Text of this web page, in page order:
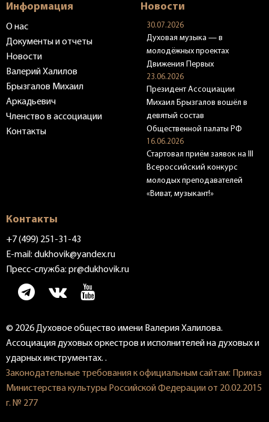
Информация
О нас
Документы и отчеты
Новости
Валерий Халилов
Брызгалов Михаил
Аркадьевич
Членство в ассоциации
Контакты
Новости
30.07.2026
Духовая музыка — в
молодёжных проектах
Движения Первых
23.06.2026
Президент Ассоциации
Михаил Брызгалов вошёл в
девятый состав
Общественной палаты РФ
16.06.2026
Стартовал приём заявок на III
Всероссийский конкурс
молодых преподавателей
«Виват, музыкант!»
Контакты
+7 (499) 251-31-43
E-mail: dukhovik@yandex.ru
Пресс-служба: pr@dukhovik.ru
© 2026 Духовое общество имени Валерия Халилова.
Ассоциация духовых оркестров и исполнителей на духовых и
ударных инструментах. .
Законодательные требования к официальным сайтам: Приказ
Министерства культуры Российской Федерации от 20.02.2015
г. № 277